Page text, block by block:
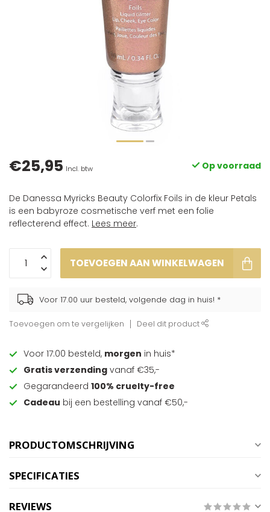
€25,95 Incl. btw Op voorraad
De Danessa Myricks Beauty Colorfix Foils in de kleur Petals
is een babyroze cosmetische verf met een folie
reflecterend effect. Lees meer.
TOEVOEGEN AAN WINKELWAGEN
Voor 17.00 uur besteld, volgende dag in huis! *
Toevoegen om te vergelijken Deel dit product
Voor 17:00 besteld, morgen in huis*
Gratis verzending vanaf €35,-
Gegarandeerd 100% cruelty-free
Cadeau bij een bestelling vanaf €50,-
PRODUCTOMSCHRIJVING
SPECIFICATIES
REVIEWS